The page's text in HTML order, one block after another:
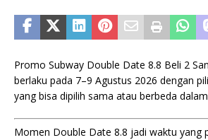
Promo Subway Double Date 8.8 Beli 2
berlaku pada 7–9 Agustus 2026 dengan
yang bisa dipilih sama atau berbeda
Momen Double Date 8.8 jadi waktu yang